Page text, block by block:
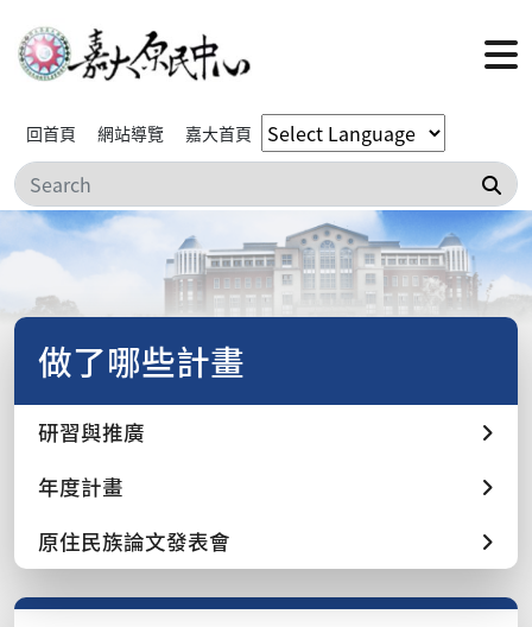
回首頁 網站導覽 嘉大首頁
搜
做了哪些計畫
研習與推廣
年度計畫
原住民族論文發表會